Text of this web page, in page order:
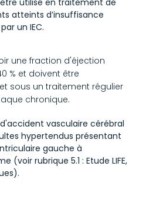
atteints d’insuffisance
un IEC.
une fraction d'éjection
% et doivent être
sous un traitement régulier
chronique.
vasculaire cérébral
hypertendus présentant
gauche à
(voir rubrique 5.1 : Etude LIFE,